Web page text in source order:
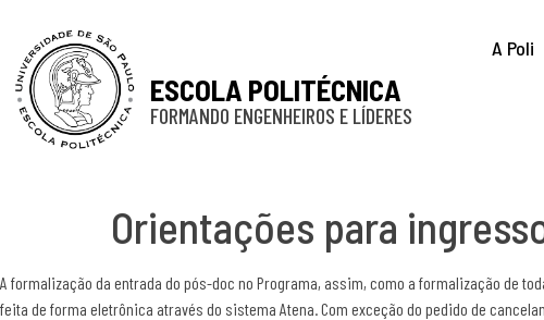
ESCOLA POLITÉCNICA
FORMANDO ENGENHEIROS E LÍDERES
A Poli
Orientações para
A formalização da entrada do pós-doc no Programa, assim, como a formalização de
feita de forma eletrônica através do sistema Atena. Com exceção do pedido de